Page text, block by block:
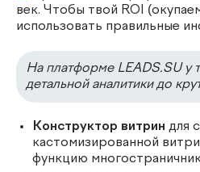
век. Чтобы твой ROI
использовать правильные
На платформе LEADS.SU у
детальной аналитики до
Конструктор витрин для
кастомизированной
функцию многостраничник